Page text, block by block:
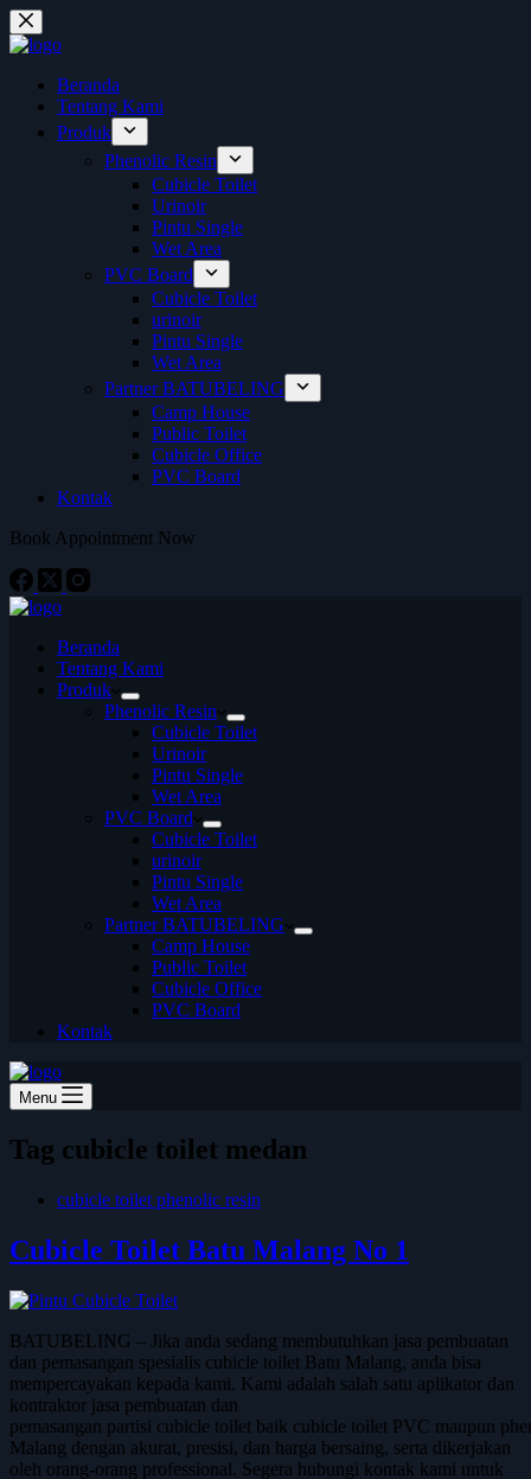
Skip
to
content
Beranda
Tentang Kami
Produk
Phenolic Resin
Cubicle Toilet
Urinoir
Pintu Single
Wet Area
PVC Board
Cubicle Toilet
urinoir
Pintu Single
Wet Area
Partner BATUBELING
Camp House
Public Toilet
Cubicle Office
PVC Board
Kontak
Book Appointment Now
Beranda
Tentang Kami
Produk
Phenolic Resin
Cubicle Toilet
Urinoir
Pintu Single
Wet Area
PVC Board
Cubicle Toilet
urinoir
Pintu Single
Wet Area
Partner BATUBELING
Camp House
Public Toilet
Cubicle Office
PVC Board
Kontak
Menu
Tag cubicle toilet medan
cubicle toilet phenolic resin
Cubicle Toilet Batu Malang No 1
BATUBELING – Jika anda sedang membutuhkan jasa pembuatan
dan pemasangan spesialis cubicle toilet Batu Malang, anda bisa
mempercayakan kepada kami. Kami adalah salah satu aplikator dan
kontraktor jasa pembuatan dan
pemasangan partisi cubicle toilet baik cubicle toilet PVC maupun
Malang dengan akurat, presisi, dan harga bersaing, serta dikerjakan
oleh orang-orang professional. Segera hubungi kontak kami untuk